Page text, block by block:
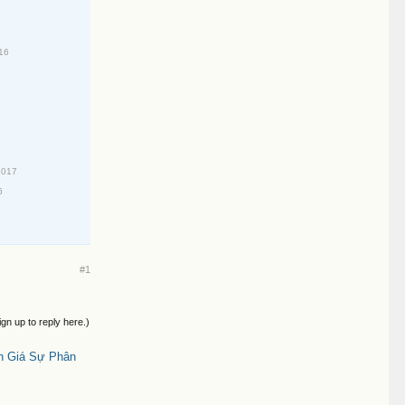
#1
up to reply here.)
Giá Sự Phân